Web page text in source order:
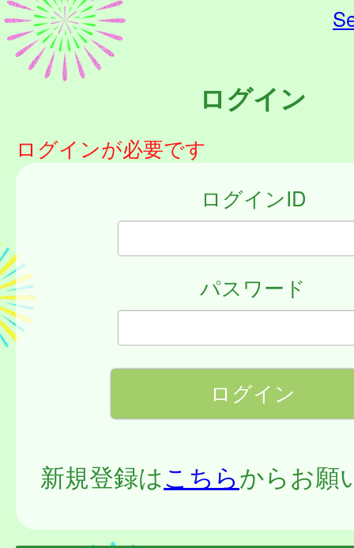
ログイン
ログインが必要です
ログインID
パスワード
新規登録はこちらからお願